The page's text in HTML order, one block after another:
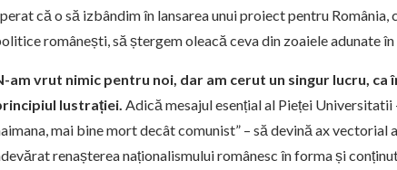
că o să izbândim în lansarea unui proiect pentru România,
românești, să ștergem oleacă ceva din zoaiele adunate
am vrut nimic pentru noi, dar am cerut un singur lucru,
lustrației. Adică mesajul esențial al Pieței
mai bine mort decât comunist” – să devină ax vectorial
renașterea naționalismului românesc în forma și